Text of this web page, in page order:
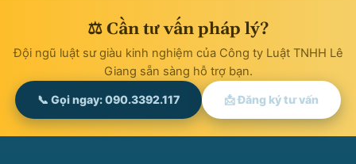
⚖ Cần tư vấn pháp lý?
Đội ngũ luật sư giàu kinh nghiệm của Công ty Luật TNHH Lê
Giang sẵn sàng hỗ trợ bạn.
📞 Gọi ngay: 090.3392.117 📩 Đăng ký tư vấn